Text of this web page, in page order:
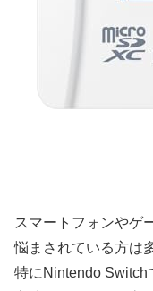
スマートフォンやゲ
悩まされている方は
特にNintendo Switch